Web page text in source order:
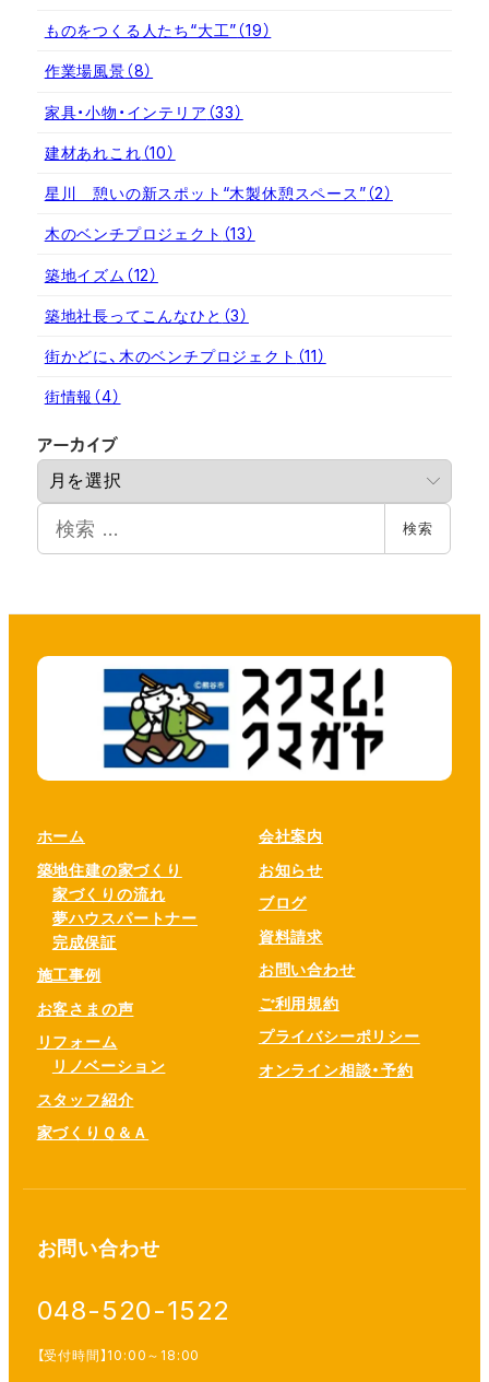
ものをつくる人たち“大工”（19）
作業場風景（8）
家具・小物・インテリア （33）
建材あれこれ（10）
星川 憩いの新スポット“木製休憩スペース”（2）
木のベンチプロジェクト （13）
築地イズム （12）
築地社長ってこんなひと （3）
街かどに、木のベンチプロジェクト （11）
街情報 （4）
アーカイブ
カ
検索
ホーム
築地住建の家づくり
家づくりの流れ
夢ハウスパートナー
完成保証
施工事例
お客さまの声
リフォーム
リノベーション
スタッフ紹介
家づくりＱ＆Ａ
会社案内
お知らせ
ブログ
資料請求
お問い合わせ
ご利用規約
プライバシーポリシー
オンライン相談・予約
お問い合わせ
048-520-1522
【受付時間】10:00～18:00